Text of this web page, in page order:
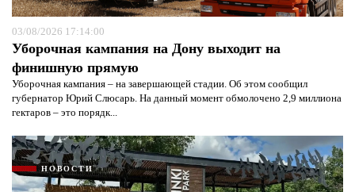
03/08/2026 17:14:00
Уборочная кампания на Дону выходит на
финишную прямую
Уборочная кампания – на завершающей стадии. Об этом сообщил
губернатор Юрий Слюсарь. На данный момент обмолочено 2,9 миллиона
гектаров – это порядк...
НОВОСТИ